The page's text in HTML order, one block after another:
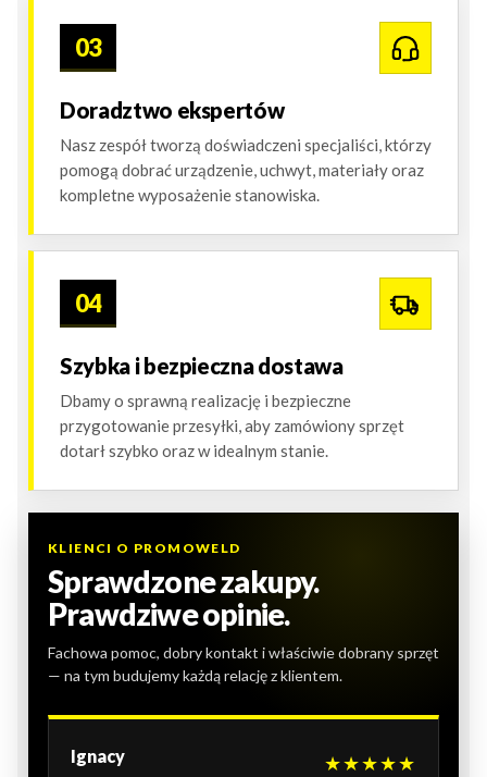
03
Doradztwo ekspertów
Nasz zespół tworzą doświadczeni specjaliści, którzy
pomogą dobrać urządzenie, uchwyt, materiały oraz
kompletne wyposażenie stanowiska.
04
Szybka i bezpieczna dostawa
Dbamy o sprawną realizację i bezpieczne
przygotowanie przesyłki, aby zamówiony sprzęt
dotarł szybko oraz w idealnym stanie.
KLIENCI O PROMOWELD
Sprawdzone zakupy.
Prawdziwe opinie.
Fachowa pomoc, dobry kontakt i właściwie dobrany sprzęt
— na tym budujemy każdą relację z klientem.
Ignacy ★★★★★